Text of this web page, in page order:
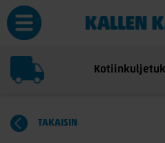
TAKAISIN